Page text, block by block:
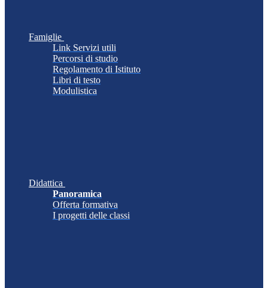
Famiglie
Link Servizi utili
Percorsi di studio
Regolamento di Istituto
Libri di testo
Modulistica
Didattica
Panoramica
Offerta formativa
I progetti delle classi